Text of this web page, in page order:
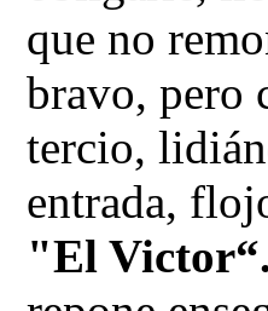
que no
bravo, pero
tercio,
entrada,
"El Victor“.